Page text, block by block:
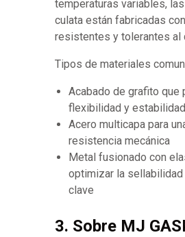
temperaturas variables,
culata están fabricadas
resistentes y tolerantes al
Tipos de materiales
Acabado de grafito que
flexibilidad y
Acero multicapa para
resistencia mecánica
Metal fusionado con
optimizar la sellabilidad
clave
3. Sobre MJ